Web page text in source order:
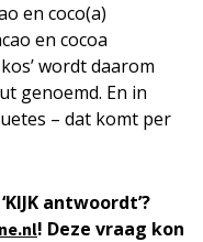
en coco(a)
en cocoa
wordt daarom
genoemd. En in
– dat komt per
antwoordt’?
! Deze vraag kon